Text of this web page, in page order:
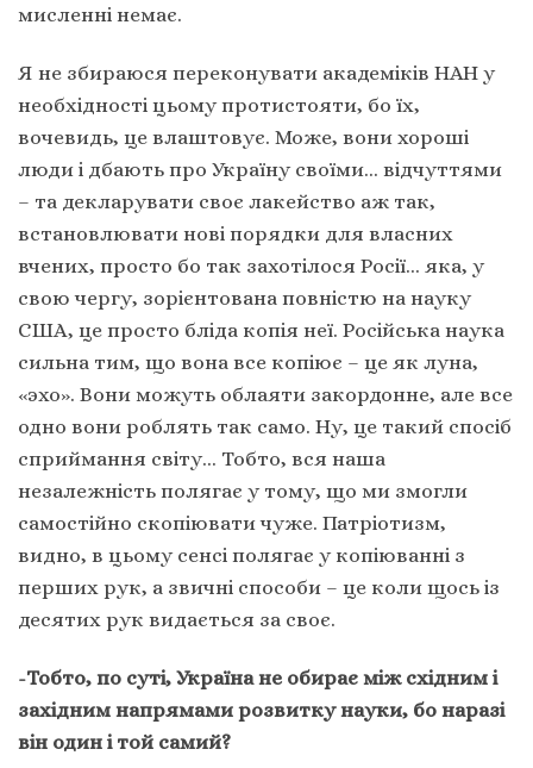
мисленні немає.
Я не збираюся переконувати академіків НАН у
необхідності цьому протистояти, бо їх,
вочевидь, це влаштовує. Може, вони хороші
люди і дбають про Україну своїми… відчуттями
– та декларувати своє лакейство аж так,
встановлювати нові порядки для власних
вчених, просто бо так захотілося Росії… яка, у
свою чергу, зорієнтована повністю на науку
США, це просто бліда копія неї. Російська наука
сильна тим, що вона все копіює – це як луна,
«эхо». Вони можуть облаяти закордонне, але все
одно вони роблять так само. Ну, це такий спосіб
сприймання світу… Тобто, вся наша
незалежність полягає у тому, що ми змогли
самостійно скопіювати чуже. Патріотизм,
видно, в цьому сенсі полягає у копіюванні з
перших рук, а звичні способи – це коли щось із
десятих рук видається за своє.
-Тобто, по суті, Україна не обирає між східним і
західним напрямами розвитку науки, бо наразі
він один і той самий?